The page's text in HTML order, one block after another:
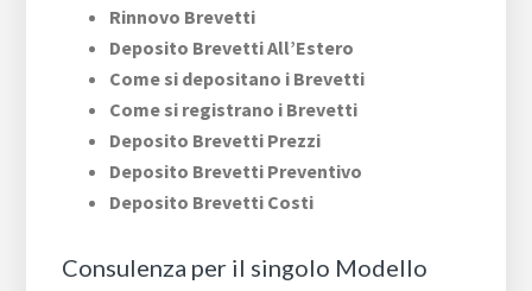
Rinnovo Brevetti
Deposito Brevetti All’Estero
Come si depositano i Brevetti
Come si registrano i Brevetti
Deposito Brevetti Prezzi
Deposito Brevetti Preventivo
Deposito Brevetti Costi
Consulenza per il singolo Modello